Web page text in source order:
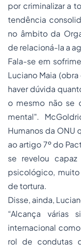
por criminalizar a
tendência
no âmbito da
de relacioná-la a
Fala-se em
Luciano Maia
haver dúvida
o mesmo não se
mental".
Humanos da ONU
ao artigo 7º do
se revelou
psicológico,
de tortura.
Disse, ainda,
“Alcança várias
internacional
rol de condutas